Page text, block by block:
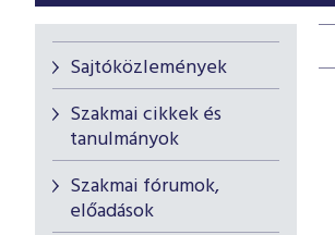
Sajtóközlemények
Szakmai cikkek és
tanulmányok
Szakmai fórumok,
előadások